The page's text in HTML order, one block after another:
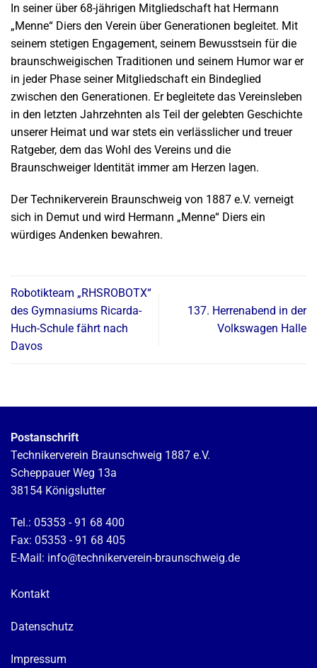
In seiner über 68-jährigen Mitgliedschaft hat Hermann
„Menne“ Diers den Verein über Generationen begleitet. Mit
seinem stetigen Engagement, seinem Bewusstsein für die
braunschweigischen Traditionen und seinem Humor war er
in jeder Phase seiner Mitgliedschaft ein Bindeglied
zwischen den Generationen. Er begleitete das Vereinsleben
in den letzten Jahrzehnten als Teil der gelebten Geschichte
unserer Heimat und war stets ein verlässlicher und treuer
Ratgeber, dem das Wohl des Vereins und die
Braunschweiger Identität immer am Herzen lagen.
Der Technikerverein Braunschweig von 1887 e.V. verneigt
sich in Demut und wird Hermann „Menne“ Diers ein
würdiges Andenken bewahren.
Robotikteam „RHSROBOTX“
des Gymnasiums Ricarda-
Huch-Schule fährt nach
Davos
137. Herrenabend in der
Volkswagen Halle
Postanschrift
Technikerverein Braunschweig 1887 e.V.
Scheppauer Weg 13a
38154 Königslutter
Tel.: 05353 - 91 68 400
Fax: 05353 - 91 68 405
E-Mail: info@technikerverein-braunschweig.de
Kontakt
Datenschutz
Impressum